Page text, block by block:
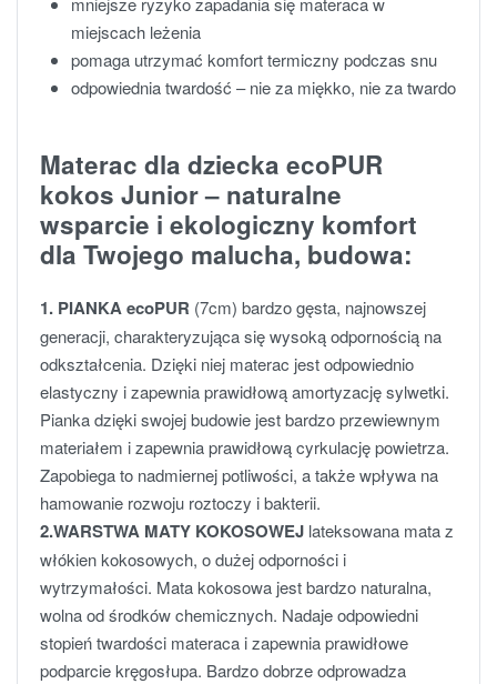
miejscach leżenia
pomaga utrzymać komfort termiczny podczas snu
odpowiednia twardość – nie za miękko, nie za twardo
Materac dla dziecka ecoPUR
kokos Junior – naturalne
wsparcie i ekologiczny komfort
dla Twojego malucha, budowa:
1. PIANKA ecoPUR (7cm) bardzo gęsta, najnowszej
generacji, charakteryzująca się wysoką odpornością na
odkształcenia. Dzięki niej materac jest odpowiednio
elastyczny i zapewnia prawidłową amortyzację sylwetki.
Pianka dzięki swojej budowie jest bardzo przewiewnym
materiałem i zapewnia prawidłową cyrkulację powietrza.
Zapobiega to nadmiernej potliwości, a także wpływa na
hamowanie rozwoju roztoczy i bakterii.
2.WARSTWA MATY KOKOSOWEJ lateksowana mata z
włókien kokosowych, o dużej odporności i
wytrzymałości. Mata kokosowa jest bardzo naturalna,
wolna od środków chemicznych. Nadaje odpowiedni
stopień twardości materaca i zapewnia prawidłowe
podparcie kręgosłupa. Bardzo dobrze odprowadza